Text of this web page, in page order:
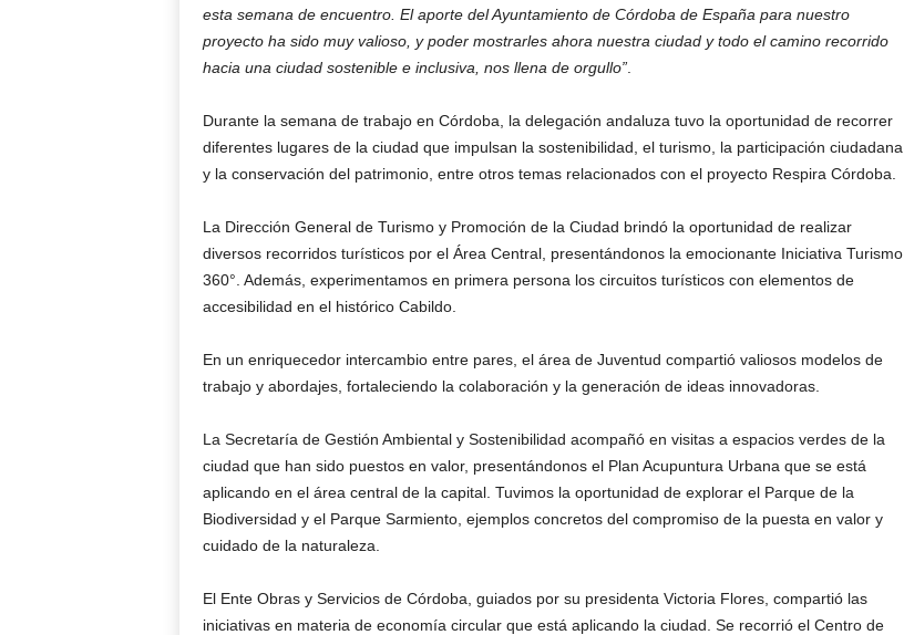
esta semana de encuentro. El aporte del Ayuntamiento de Córdoba de España para nuestro
proyecto ha sido muy valioso, y poder mostrarles ahora nuestra ciudad y todo el camino recorrido
hacia una ciudad sostenible e inclusiva, nos llena de orgullo”.
Durante la semana de trabajo en Córdoba, la delegación andaluza tuvo la oportunidad de recorrer
diferentes lugares de la ciudad que impulsan la sostenibilidad, el turismo, la participación ciudadana
y la conservación del patrimonio, entre otros temas relacionados con el proyecto Respira Córdoba.
La Dirección General de Turismo y Promoción de la Ciudad brindó la oportunidad de realizar
diversos recorridos turísticos por el Área Central, presentándonos la emocionante Iniciativa Turismo
360°. Además, experimentamos en primera persona los circuitos turísticos con elementos de
accesibilidad en el histórico Cabildo.
En un enriquecedor intercambio entre pares, el área de Juventud compartió valiosos modelos de
trabajo y abordajes, fortaleciendo la colaboración y la generación de ideas innovadoras.
La Secretaría de Gestión Ambiental y Sostenibilidad acompañó en visitas a espacios verdes de la
ciudad que han sido puestos en valor, presentándonos el Plan Acupuntura Urbana que se está
aplicando en el área central de la capital. Tuvimos la oportunidad de explorar el Parque de la
Biodiversidad y el Parque Sarmiento, ejemplos concretos del compromiso de la puesta en valor y
cuidado de la naturaleza.
El Ente Obras y Servicios de Córdoba, guiados por su presidenta Victoria Flores, compartió las
iniciativas en materia de economía circular que está aplicando la ciudad. Se recorrió el Centro de